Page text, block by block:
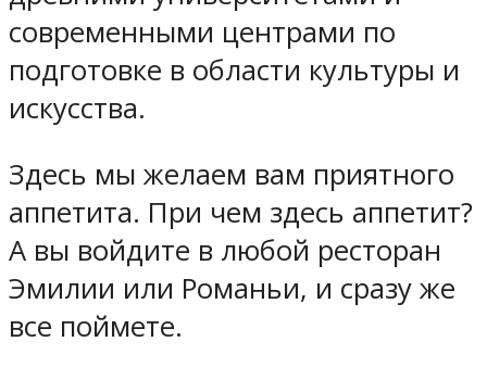
современными центрами по
подготовке в области культуры и
искусства.
Здесь мы желаем вам приятного
аппетита. При чем здесь аппетит?
А вы войдите в любой ресторан
Эмилии или Романьи, и сразу же
все поймете.